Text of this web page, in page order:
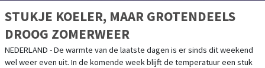
STUKJE KOELER, MAAR GROTENDEELS
DROOG ZOMERWEER
NEDERLAND - De warmte van de laatste dagen is er sinds dit weekend
wel weer even uit. In de komende week blijft de temperatuur een stuk